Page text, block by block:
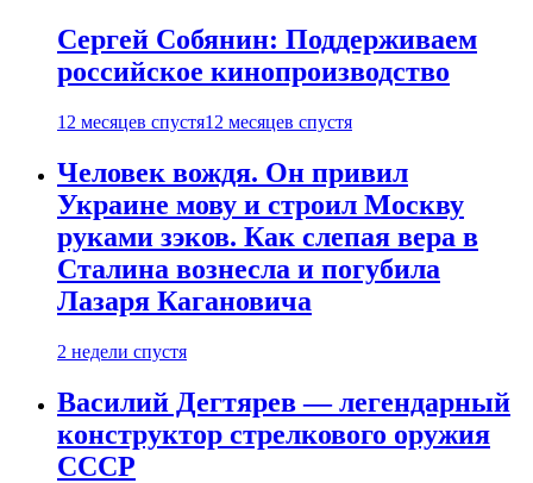
Сергей Собянин: Поддерживаем
российское кинопроизводство
12 месяцев спустя12 месяцев спустя
Человек вождя. Он привил
Украине мову и строил Москву
руками зэков. Как слепая вера в
Сталина вознесла и погубила
Лазаря Кагановича
2 недели спустя
Василий Дегтярев — легендарный
конструктор стрелкового оружия
СССР